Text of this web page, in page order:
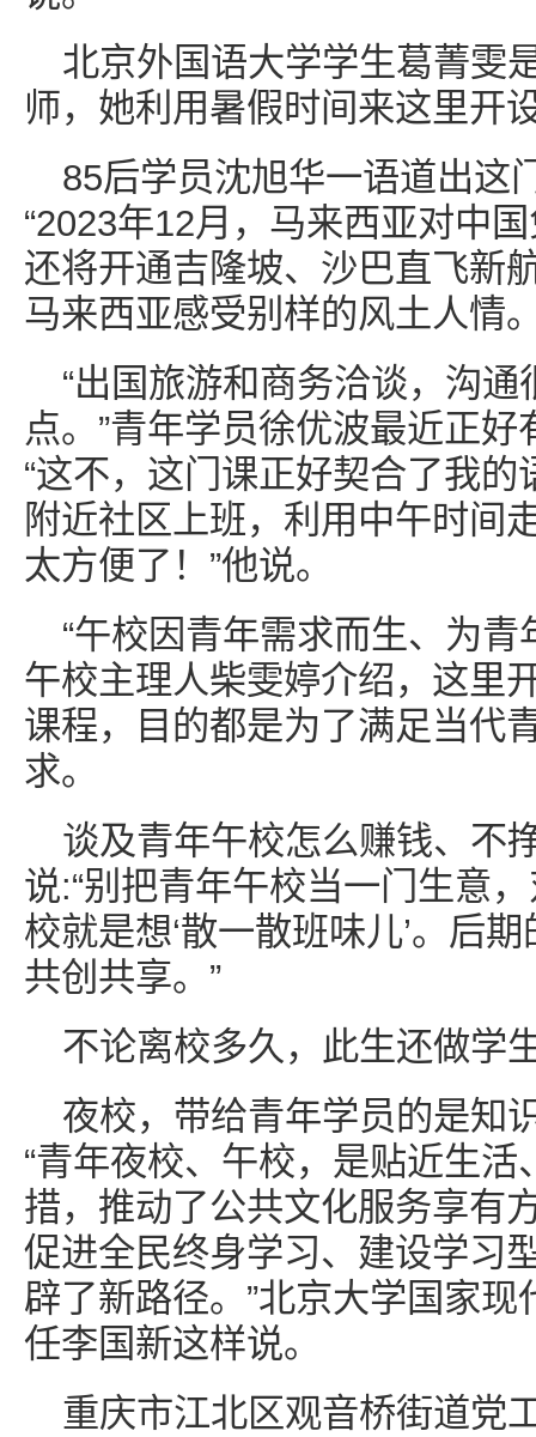
北京外国语大学学生葛菁雯
师，她利用暑假时间来这里开
85后学员沈旭华一语道出这
“2023年12月，马来西亚对中
还将开通吉隆坡、沙巴直飞新
马来西亚感受别样的风土人情
“出国旅游和商务洽谈，沟
点。”青年学员徐优波最近正
“这不，这门课正好契合了我
附近社区上班，利用中午时间
太方便了！”他说。
“午校因青年需求而生、为青
午校主理人柴雯婷介绍，这里
课程，目的都是为了满足当代
求。
谈及青年午校怎么赚钱、不
说:“别把青年午校当一门生意
校就是想‘散一散班味儿’。后
共创共享。”
不论离校多久，此生还做学
夜校，带给青年学员的是知
“青年夜校、午校，是贴近生
措，推动了公共文化服务享有
促进全民终身学习、建设学习
辟了新路径。”北京大学国家
任李国新这样说。
重庆市江北区观音桥街道党